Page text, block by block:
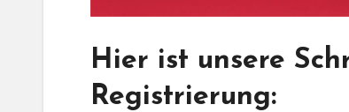
Hier ist unsere
Registrierung: